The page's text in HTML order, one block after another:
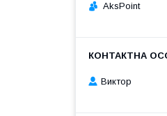
AksPoint
Виктор